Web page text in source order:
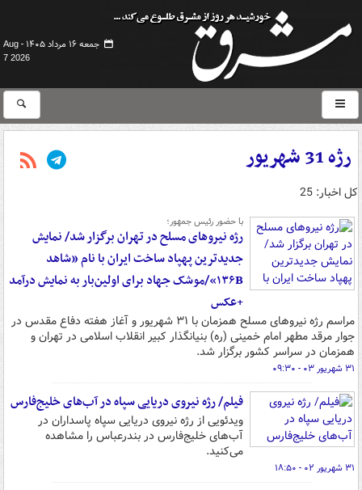
جمعه ۱۶ مرداد ۱۴۰۵ -
Aug
7 2026
رژه 31 شهریور
کل اخبار: 25
با حضور رئیس جمهور؛
رژه نیروهای مسلح در تهران برگزار شد/ نمایش
جدیدترین پهپاد ساخت ایران با نام «شاهد
۱۳۶B»/موشک جهاد برای اولین‌بار به نمایش درآمد
+عکس
مراسم رژه نیروهای مسلح همزمان با ۳۱ شهریور و آغاز هفته دفاع مقدس در
جوار مرقد مطهر امام خمینی (ره) بنیانگذار کبیر انقلاب اسلامی در تهران و
همزمان در سراسر کشور برگزار شد.
۳۱ شهریور ۰۳ - ۰۹:۳۰
فیلم/ رژه نیروی دریایی سپاه در آب‌های خلیج‌فارس
ویدئویی از رژه نیروی دریایی سپاه پاسداران در
آب‌های خلیج‌فارس در بندرعباس را مشاهده
می‌کنید.
۳۱ شهریور ۰۲ - ۱۸:۵۰